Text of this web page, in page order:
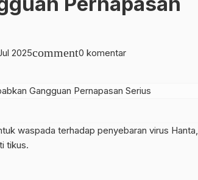
2025comment0 komentar
waspada terhadap penyebaran virus Hanta,
tikus.